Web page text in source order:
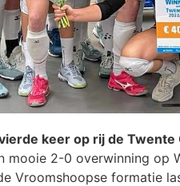
keer op rij de Twente
2-0 overwinning op
Vroomshoopse formatie